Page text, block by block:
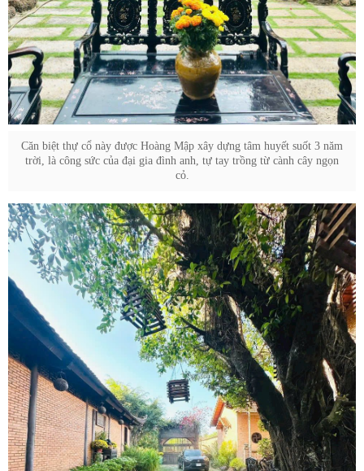
Căn biệt thự cổ này được Hoàng Mập xây dựng tâm huyết suốt 3 năm
trời, là công sức của đại gia đình anh, tự tay trồng từ cành cây ngọn
cỏ.